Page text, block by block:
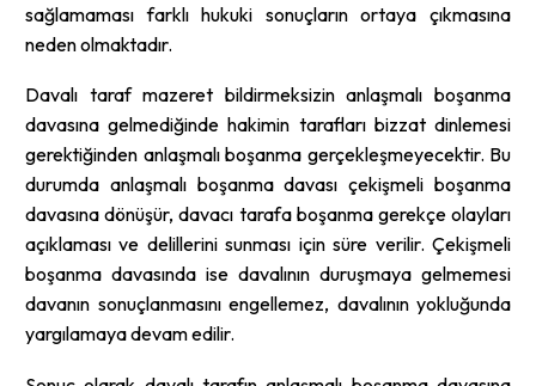
sağlamaması farklı hukuki sonuçların ortaya çıkmasına
neden olmaktadır.
Davalı taraf mazeret bildirmeksizin anlaşmalı boşanma
davasına gelmediğinde hakimin tarafları bizzat dinlemesi
gerektiğinden anlaşmalı boşanma gerçekleşmeyecektir. Bu
durumda anlaşmalı boşanma davası çekişmeli boşanma
davasına dönüşür, davacı tarafa boşanma gerekçe olayları
açıklaması ve delillerini sunması için süre verilir. Çekişmeli
boşanma davasında ise davalının duruşmaya gelmemesi
davanın sonuçlanmasını engellemez, davalının yokluğunda
yargılamaya devam edilir.